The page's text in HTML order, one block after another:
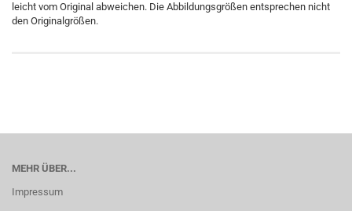
leicht vom Original abweichen. Die Abbildungsgrößen entsprechen nicht
den Originalgrößen.
MEHR ÜBER...
Impressum